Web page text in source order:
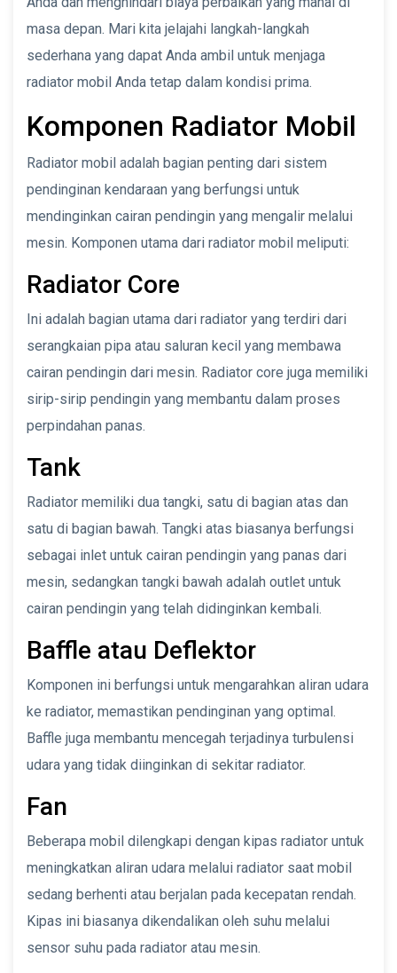
masa depan. Mari kita jelajahi langkah-langkah
sederhana yang dapat Anda ambil untuk menjaga
radiator mobil Anda tetap dalam kondisi prima.
Komponen Radiator Mobil
Radiator mobil adalah bagian penting dari sistem
pendinginan kendaraan yang berfungsi untuk
mendinginkan cairan pendingin yang mengalir melalui
mesin. Komponen utama dari radiator mobil meliputi:
Radiator Core
Ini adalah bagian utama dari radiator yang terdiri dari
serangkaian pipa atau saluran kecil yang membawa
cairan pendingin dari mesin. Radiator core juga memiliki
sirip-sirip pendingin yang membantu dalam proses
perpindahan panas.
Tank
Radiator memiliki dua tangki, satu di bagian atas dan
satu di bagian bawah. Tangki atas biasanya berfungsi
sebagai inlet untuk cairan pendingin yang panas dari
mesin, sedangkan tangki bawah adalah outlet untuk
cairan pendingin yang telah didinginkan kembali.
Baffle atau Deflektor
Komponen ini berfungsi untuk mengarahkan aliran udara
ke radiator, memastikan pendinginan yang optimal.
Baffle juga membantu mencegah terjadinya turbulensi
udara yang tidak diinginkan di sekitar radiator.
Fan
Beberapa mobil dilengkapi dengan kipas radiator untuk
meningkatkan aliran udara melalui radiator saat mobil
sedang berhenti atau berjalan pada kecepatan rendah.
Kipas ini biasanya dikendalikan oleh suhu melalui
sensor suhu pada radiator atau mesin.